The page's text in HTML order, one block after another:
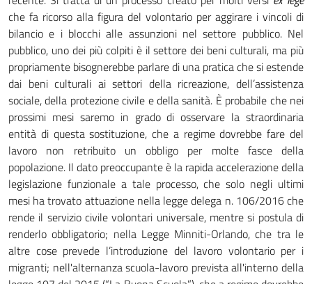
che fa ricorso alla figura del volontario per aggirare i vincoli di
bilancio e i blocchi alle assunzioni nel settore pubblico. Nel
pubblico, uno dei più colpiti è il settore dei beni culturali, ma più
propriamente bisognerebbe parlare di una pratica che si estende
dai beni culturali ai settori della ricreazione, dell’assistenza
sociale, della protezione civile e della sanità. È probabile che nei
prossimi mesi saremo in grado di osservare la straordinaria
entità di questa sostituzione, che a regime dovrebbe fare del
lavoro non retribuito un obbligo per molte fasce della
popolazione. Il dato preoccupante è la rapida accelerazione della
legislazione funzionale a tale processo, che solo negli ultimi
mesi ha trovato attuazione nella legge delega n. 106/2016 che
rende il servizio civile volontari universale, mentre si postula di
renderlo obbligatorio; nella Legge Minniti-Orlando, che tra le
altre cose prevede l’introduzione del lavoro volontario per i
migranti; nell'alternanza scuola-lavoro prevista all'interno della